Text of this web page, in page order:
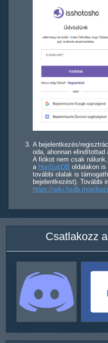
A bejelentkezés/
oda, ahonnan elindítottad
A fiókot nem csak
a HunSubDB oldalakon is
további olalak is
bejelentkezést). További
https://wiki.hsdb.moe/
Csatlakozz